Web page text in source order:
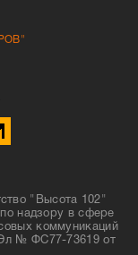
"Высота 102"
надзору в сфере
коммуникаций
№ ФС77-73619 от